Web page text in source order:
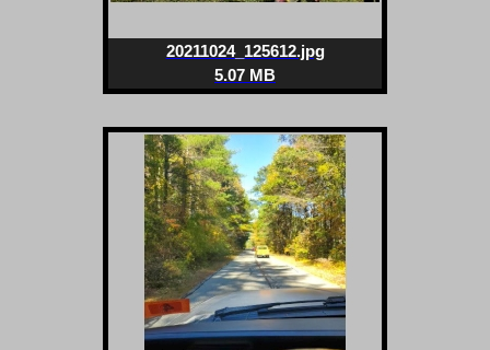
20211024_125612.jpg
5.07 MB